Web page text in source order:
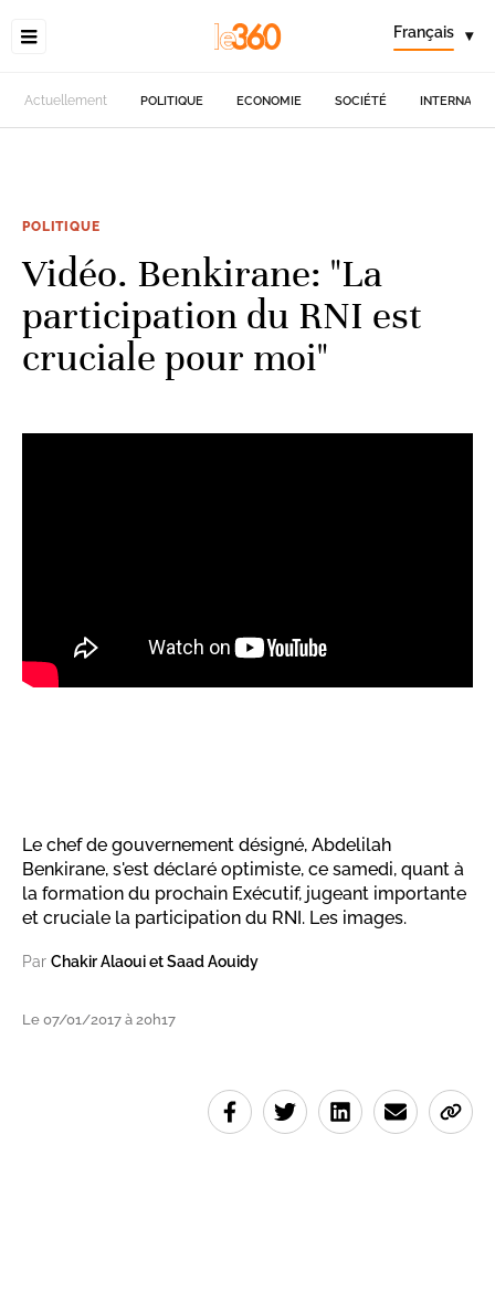
Français ▾
Actuellement POLITIQUE ECONOMIE SOCIÉTÉ
POLITIQUE
Vidéo. Benkirane: "La
participation du RNI est
cruciale pour moi"
Le chef de gouvernement désigné, Abdelilah
Benkirane, s'est déclaré optimiste, ce samedi, quant à
la formation du prochain Exécutif, jugeant importante
et cruciale la participation du RNI. Les images.
Par Chakir Alaoui et Saad Aouidy
Le 07/01/2017 à 20h17